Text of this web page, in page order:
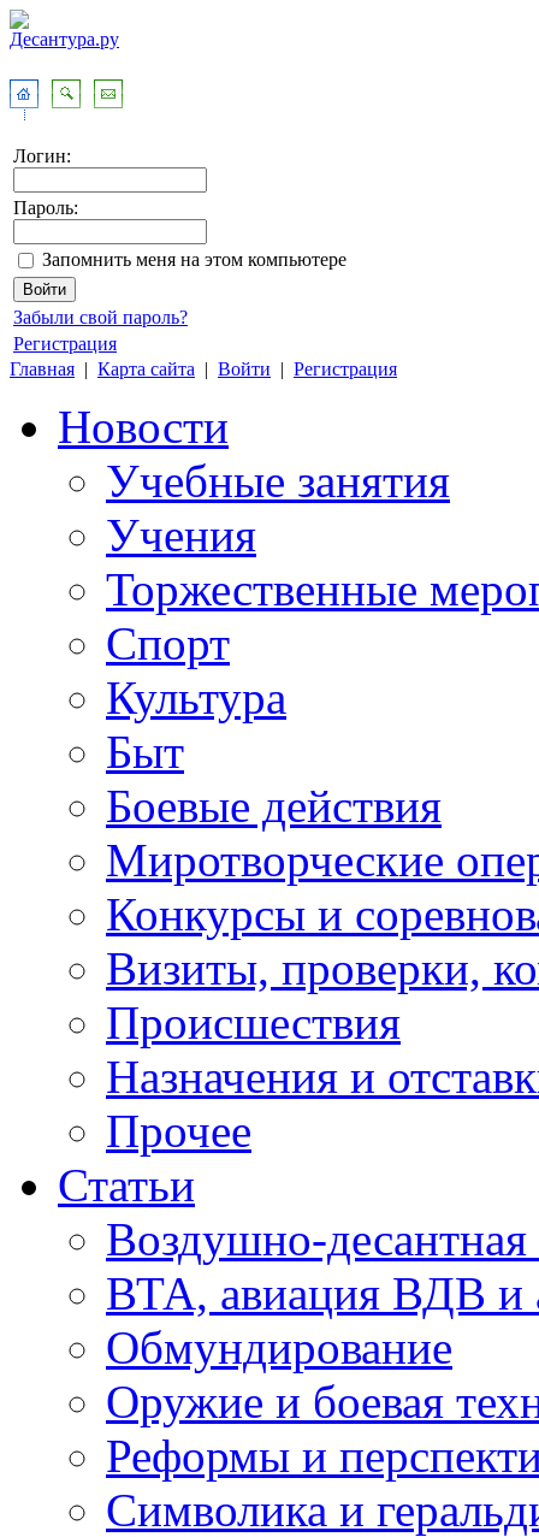
Логин:
Пароль:
Запомнить меня на этом компьютере
Забыли свой пароль?
Регистрация
Главная | Карта сайта | Войти | Регистрация
Новости
Учебные занятия
Учения
Торжественные
Спорт
Культура
Быт
Боевые действия
Миротворческие
Конкурсы и
Визиты, проверки,
Происшествия
Назначения и
Прочее
Статьи
Воздушно-десантная
ВТА, авиация ВДВ и
Обмундирование
Оружие и боевая
Реформы и
Символика и